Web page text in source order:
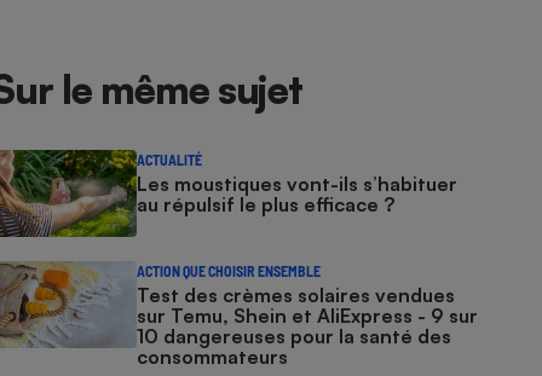
le même sujet
ACTUALITÉ
Les moustiques vont-ils s’habituer
au répulsif le plus efficace ?
ACTION QUE CHOISIR ENSEMBLE
Test des crèmes solaires vendues
sur Temu, Shein et AliExpress - 9 sur
10 dangereuses pour la santé des
consommateurs